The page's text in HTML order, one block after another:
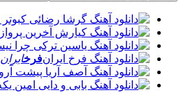
فرخایران